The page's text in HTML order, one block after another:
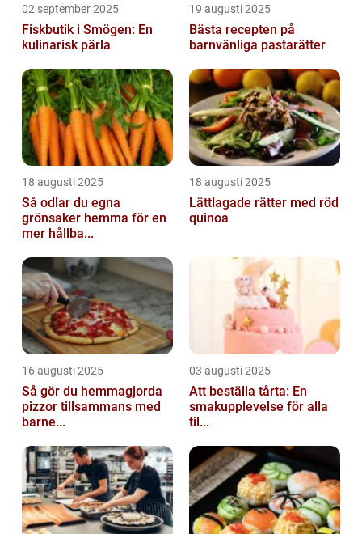
02 september 2025
Fiskbutik i Smögen: En
kulinarisk pärla
19 augusti 2025
Bästa recepten på
barnvänliga pastarätter
18 augusti 2025
Så odlar du egna
grönsaker hemma för en
mer hållba...
18 augusti 2025
Lättlagade rätter med röd
quinoa
16 augusti 2025
Så gör du hemmagjorda
pizzor tillsammans med
barne...
03 augusti 2025
Att beställa tårta: En
smakupplevelse för alla
til...